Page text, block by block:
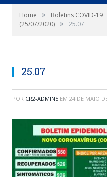
Home » Boletins COVID-19
(25/07/2020) » 25.07
25.07
POR CR2-ADMIN5 EM 24 DE MAIO